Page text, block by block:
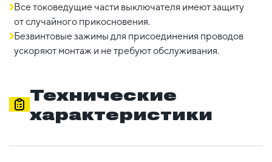
Все токоведущие части выключателя имеют защиту
от случайного прикосновения.
Безвинтовые зажимы для присоединения проводов
ускоряют монтаж и не требуют обслуживания.
Технические
характеристики